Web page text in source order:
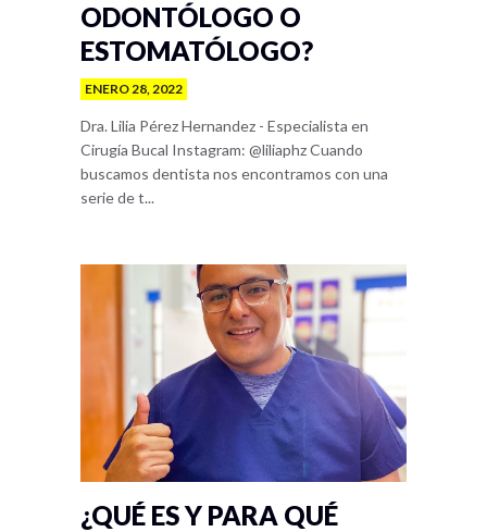
ODONTÓLOGO O
ESTOMATÓLOGO?
ENERO 28, 2022
Dra. Lilia Pérez Hernandez - Especialista en
Cirugía Bucal Instagram: @liliaphz Cuando
buscamos dentista nos encontramos con una
serie de t...
¿QUÉ ES Y PARA QUÉ